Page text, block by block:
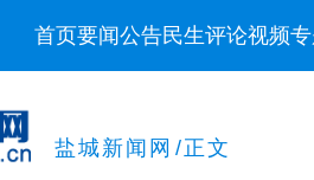
首页要闻公告民生评论视频
盐城新闻网 /正文